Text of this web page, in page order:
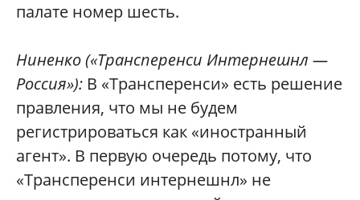
палате номер шесть.
Ниненко(«Трансперенси Интернешнл —
Россия»): В «Трансперенси» есть решение
правления, что мы не будем
регистрироваться как «иностранный
агент». В первую очередь потому, что
«Трансперенси интернешнл» не